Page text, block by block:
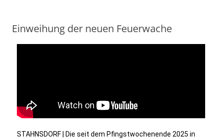
Einweihung der neuen Feuerwache
STAHNSDORF | Die seit dem Pfingstwochenende 2025 in